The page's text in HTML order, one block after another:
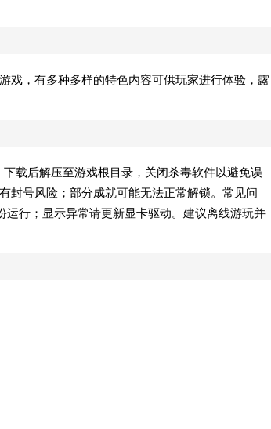
戏，有多种多样的特色内容可供玩家进行体验，露
载后解压至游戏根目录，关闭杀毒软件以避免误
封号风险；部分成就可能无法正常解锁。常见问
行；显示异常请更新显卡驱动。建议离线游玩并